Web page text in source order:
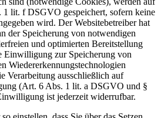
lit. f DSGVO gespeichert, sofern keine
wird. Der Websitebetreiber hat
der Speicherung von notwendigen
und optimierten Bereitstellung
Einwilligung zur Speicherung von
Wiedererkennungstechnologien
Verarbeitung ausschließlich auf
(Art. 6 Abs. 1 lit. a DSGVO und §
ist jederzeit widerrufbar.